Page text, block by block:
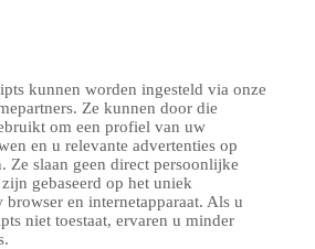
kunnen worden ingesteld via onze
Ze kunnen door die
om een profiel van uw
en u relevante advertenties op
Ze slaan geen direct persoonlijke
gebaseerd op het uniek
en internetapparaat. Als u
niet toestaat, ervaren u minder